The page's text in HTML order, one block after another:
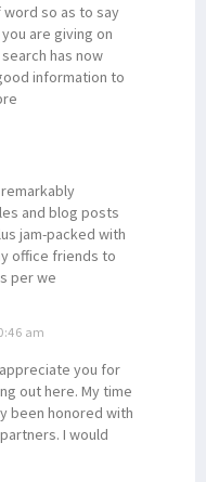
so as to say
are giving on
has now
information to
and blog posts
jam-packed with
office friends to
per we
am
you for
out here. My time
been honored with
I would